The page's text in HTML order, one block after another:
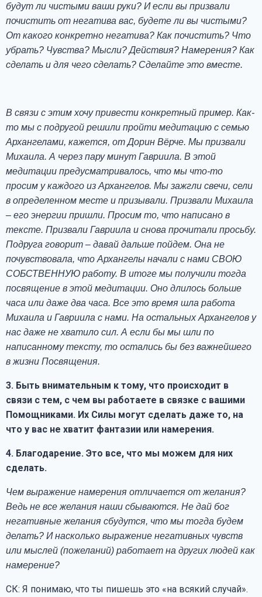
будут ли чистыми ваши руки? И если вы призвали
почистить от негатива вас, будете ли вы чистыми?
От какого конкретно негатива? Как почистить? Что
убрать? Чувства? Мысли? Действия? Намерения? Как
сделать и для чего сделать? Сделайте это вместе.
В связи с этим хочу привести конкретный пример. Как-
то мы с подругой решили пройти медитацию с семью
Архангелами, кажется, от Дорин Вёрче. Мы призвали
Михаила. А через пару минут Гавриила. В этой
медитации предусматривалось, что мы что-то
просим у каждого из Архангелов. Мы зажгли свечи, сели
в определенном месте и призывали. Призвали Михаила
– его энергии пришли. Просим то, что написано в
тексте. Призвали Гавриила и снова прочитали просьбу.
Подруга говорит – давай дальше пойдем. Она не
почувствовала, что Архангелы начали с нами СВОЮ
СОБСТВЕННУЮ работу. В итоге мы получили тогда
посвящение в этой медитации. Оно длилось больше
часа или даже два часа. Все это время шла работа
Михаила и Гавриила с нами. На остальных Архангелов у
нас даже не хватило сил. А если бы мы шли по
написанному тексту, то остались бы без важнейшего
в жизни Посвящения.
3. Быть внимательным к тому, что происходит в
связи с тем, с чем вы работаете в связке с вашими
Помощниками. Их Силы могут сделать даже то, на
что у вас не хватит фантазии или намерения.
4. Благодарение. Это все, что мы можем для них
сделать.
Чем выражение намерения отличается от желания?
Ведь не все желания наши сбываются. Не дай бог
негативные желания сбудутся, что мы тогда будем
делать? И насколько выражение негативных чувств
или мыслей (пожеланий) работает на других людей как
намерение?
СК: Я понимаю, что ты пишешь это «на всякий случай».